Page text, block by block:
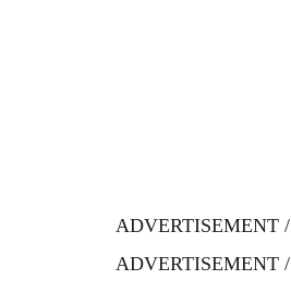
ADVERTISEMENT
ADVERTISEMENT